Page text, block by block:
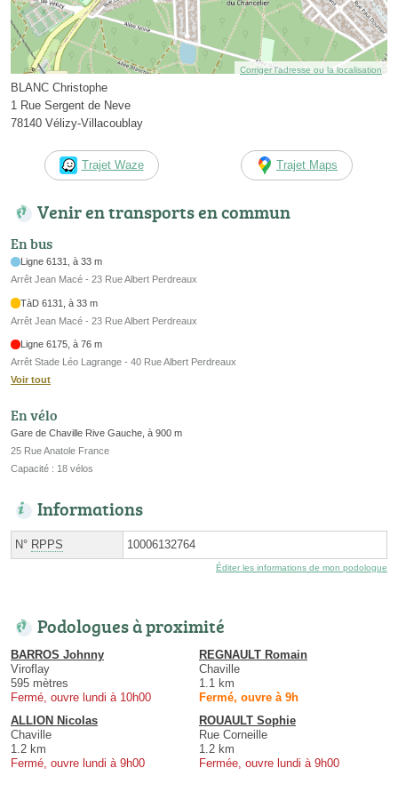
Corriger l’adresse ou la localisation
BLANC Christophe
1 Rue Sergent de Neve
78140 Vélizy-Villacoublay
Trajet Waze Trajet Maps
Venir en transports en commun
En bus
Ligne 6131, à 33 m
Arrêt Jean Macé - 23 Rue Albert Perdreaux
TàD 6131, à 33 m
Arrêt Jean Macé - 23 Rue Albert Perdreaux
Ligne 6175, à 76 m
Arrêt Stade Léo Lagrange - 40 Rue Albert Perdreaux
Voir tout
En vélo
Gare de Chaville Rive Gauche, à 900 m
25 Rue Anatole France
Capacité : 18 vélos
Informations
N° RPPS 10006132764
Éditer les informations de mon podologue
Podologues à proximité
BARROS Johnny
Viroflay
595 mètres
Fermé, ouvre lundi à 10h00
REGNAULT Romain
Chaville
1.1 km
Fermé, ouvre à 9h
ALLION Nicolas
Chaville
1.2 km
Fermé, ouvre lundi à 9h00
ROUAULT Sophie
Rue Corneille
1.2 km
Fermée, ouvre lundi à 9h00